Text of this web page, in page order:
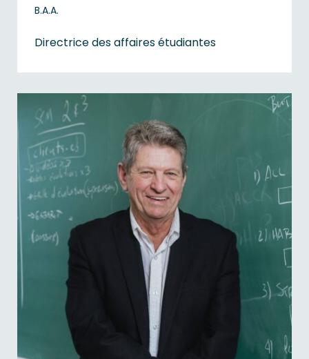
B.A.A.
Directrice des affaires étudiantes